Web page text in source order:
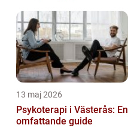
13 maj 2026
Psykoterapi i Västerås: En
omfattande guide